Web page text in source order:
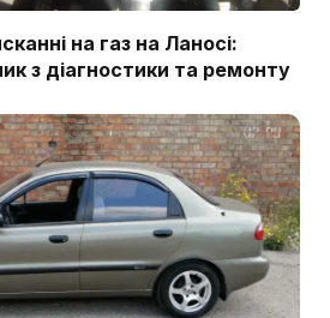
на газ на Ланосі:
з діагностики та ремонту